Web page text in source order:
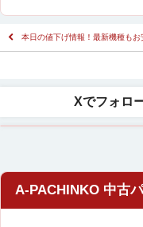
本日の値下げ情報！最新機種もお
A-PACHINKO 中古